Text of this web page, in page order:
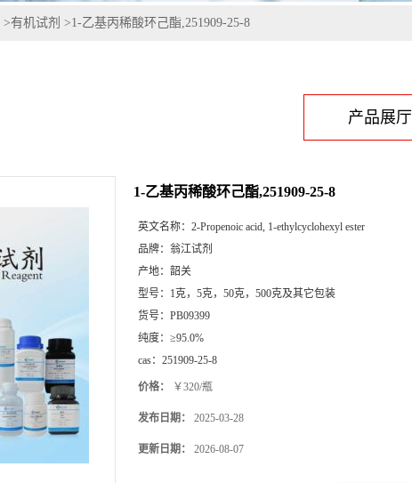
>有机试剂 >1-乙基丙稀酸环己酯,251909-25-8
产品展厅
1-乙基丙稀酸环己酯,251909-25-8
英文名称： 2-Propenoic acid, 1-ethylcyclohexyl ester
品牌： 翁江试剂
产地： 韶关
型号： 1克，5克，50克，500克及其它包装
货号： PB09399
纯度： ≥95.0%
cas： 251909-25-8
价格： ￥320/瓶
发布日期： 2025-03-28
更新日期： 2026-08-07